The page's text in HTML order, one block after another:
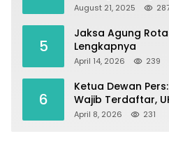
Emosi
August 21, 2025
5
Jaksa Agung
Lengkapnya
April 14, 2026 239
6
Ketua Dewan
Wajib Terdaftar,
Wartawan
April 8, 2026 231